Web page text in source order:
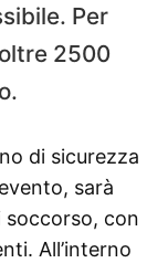
Per
2500
di sicurezza
sarà
con
All’interno